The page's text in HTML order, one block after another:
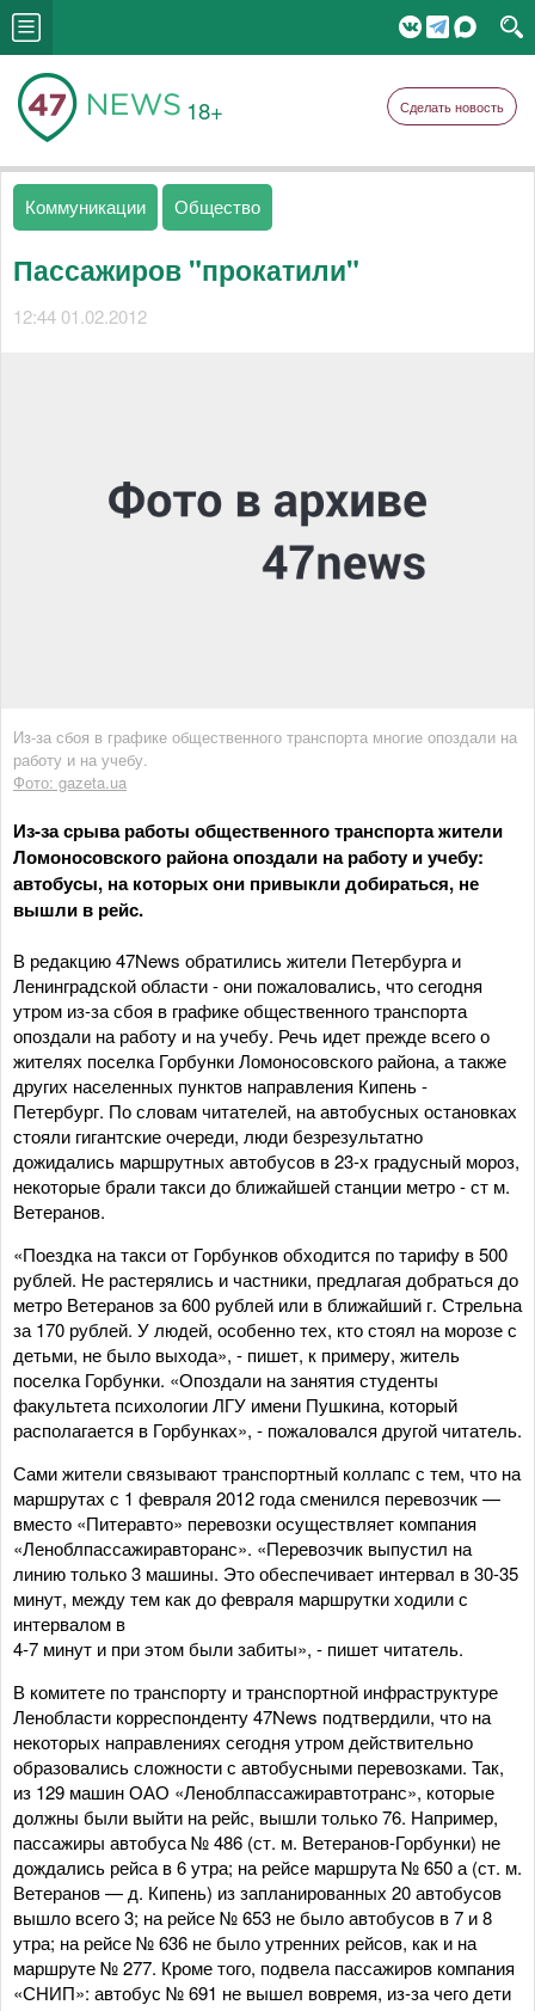
18+ Сделать новость
Коммуникации Общество
Пассажиров "прокатили"
12:44 01.02.2012
Из-за сбоя в графике общественного транспорта многие опоздали на
работу и на учебу.
Фото: gazeta.ua
Из-за срыва работы общественного транспорта жители
Ломоносовского района опоздали на работу и учебу:
автобусы, на которых они привыкли добираться, не
вышли в рейс.
В редакцию 47News обратились жители Петербурга и
Ленинградской области - они пожаловались, что сегодня
утром из-за сбоя в графике общественного транспорта
опоздали на работу и на учебу. Речь идет прежде всего о
жителях поселка Горбунки Ломоносовского района, а также
других населенных пунктов направления Кипень -
Петербург. По словам читателей, на автобусных остановках
стояли гигантские очереди, люди безрезультатно
дожидались маршрутных автобусов в 23-х градусный мороз,
некоторые брали такси до ближайшей станции метро - ст м.
Ветеранов.
«Поездка на такси от Горбунков обходится по тарифу в 500
рублей. Не растерялись и частники, предлагая добраться до
метро Ветеранов за 600 рублей или в ближайший г. Стрельна
за 170 рублей. У людей, особенно тех, кто стоял на морозе с
детьми, не было выхода», - пишет, к примеру, житель
поселка Горбунки. «Опоздали на занятия студенты
факультета психологии ЛГУ имени Пушкина, который
располагается в Горбунках», - пожаловался другой читатель.
Сами жители связывают транспортный коллапс с тем, что на
маршрутах с 1 февраля 2012 года сменился перевозчик —
вместо «Питеравто» перевозки осуществляет компания
«Леноблпассажиравторанс». «Перевозчик выпустил на
линию только 3 машины. Это обеспечивает интервал в 30-35
минут, между тем как до февраля маршрутки ходили с
интервалом в
4-7 минут и при этом были забиты», - пишет читатель.
В комитете по транспорту и транспортной инфраструктуре
Ленобласти корреспонденту 47News подтвердили, что на
некоторых направлениях сегодня утром действительно
образовались сложности с автобусными перевозками. Так,
из 129 машин ОАО «Леноблпассажиравтотранс», которые
должны были выйти на рейс, вышли только 76. Например,
пассажиры автобуса № 486 (ст. м. Ветеранов-Горбунки) не
дождались рейса в 6 утра; на рейсе маршрута № 650 а (ст. м.
Ветеранов — д. Кипень) из запланированных 20 автобусов
вышло всего 3; на рейсе № 653 не было автобусов в 7 и 8
утра; на рейсе № 636 не было утренних рейсов, как и на
маршруте № 277. Кроме того, подвела пассажиров компания
«СНИП»: автобус № 691 не вышел вовремя, из-за чего дети